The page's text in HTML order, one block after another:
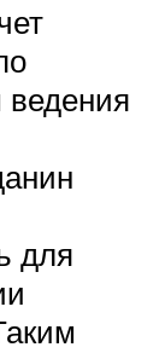
для